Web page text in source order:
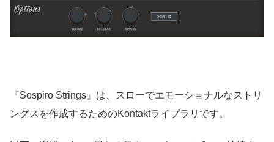
『Sospiro Strings』は、スローでエモーショナルなストリ
ングスを作成するためのKontaktライブラリです。